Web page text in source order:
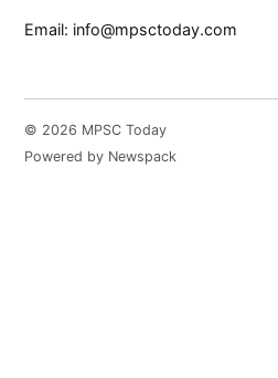
Email: info@mpsctoday.com
© 2026 MPSC Today
Powered by Newspack